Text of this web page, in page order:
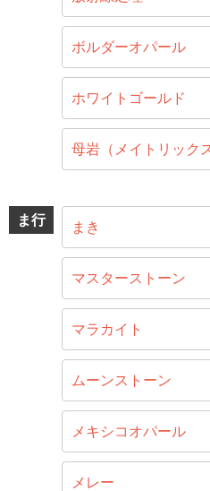
ボルダーオパール
ホワイトゴールド
母岩（メイトリックス
ま行 まき
マスターストーン
マラカイト
ムーンストーン
メキシコオパール
メレー